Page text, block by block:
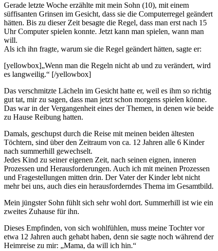
Gerade letzte Woche erzählte mit mein Sohn (10), mit einem
süffisanten Grinsen im Gesicht, dass sie die Computerregel geändert
hätten. Bis zu dieser Zeit besagte die Regel, dass man erst nach 15
Uhr Computer spielen konnte. Jetzt kann man spielen, wann man
will.
Als ich ihn fragte, warum sie die Regel geändert hätten, sagte er:
[yellowbox]„Wenn man die Regeln nicht ab und zu verändert, wird
es langweilig.“ [/yellowbox]
Das verschmitzte Lächeln im Gesicht hatte er, weil es ihm so richtig
gut tat, mir zu sagen, dass man jetzt schon morgens spielen könne.
Das war in der Vergangenheit eines der Themen, in denen wie beide
zu Hause Reibung hatten.
Damals, geschupst durch die Reise mit meinen beiden ältesten
Töchtern, sind über den Zeitraum von ca. 12 Jahren alle 6 Kinder
nach summerhill gewechselt.
Jedes Kind zu seiner eigenen Zeit, nach seinen eignen, inneren
Prozessen und Herausforderungen. Auch ich mit meinen Prozessen
und Fragestellungen mitten drin. Der Vater der Kinder lebt nicht
mehr bei uns, auch dies ein herausforderndes Thema im Gesamtbild.
Mein jüngster Sohn fühlt sich sehr wohl dort. Summerhill ist wie ein
zweites Zuhause für ihn.
Dieses Empfinden, von sich wohlfühlen, muss meine Tochter vor
etwa 12 Jahren auch gehabt haben, denn sie sagte noch während der
Heimreise zu mir: „Mama, da will ich hin.“